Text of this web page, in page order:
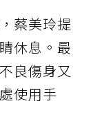
蔡美玲提
休息。最
良傷身又
使用手